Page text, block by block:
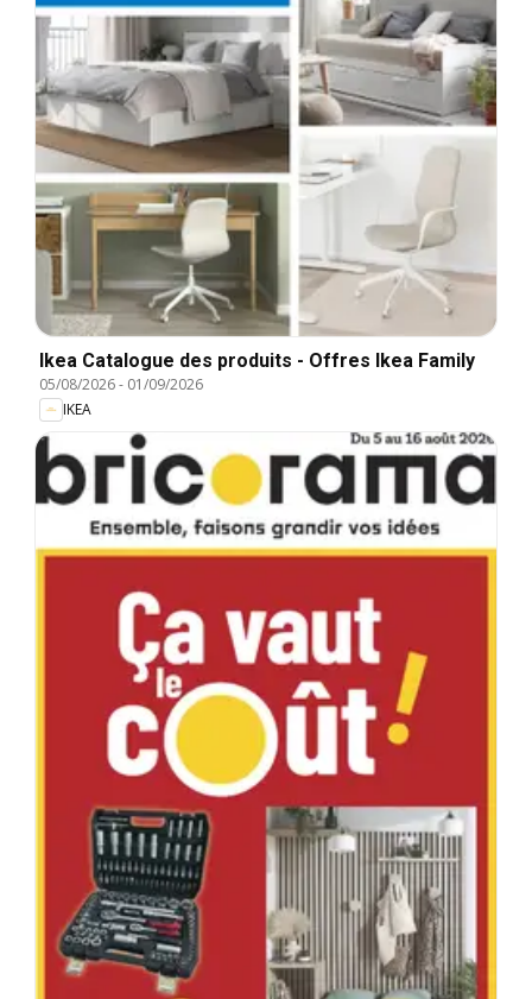
Ikea Catalogue des produits - Offres Ikea Family
05/08/2026- 01/09/2026
IKEA